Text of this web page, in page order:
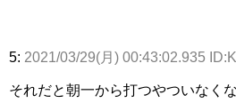
5: 2021/03/29(月) 00:43:02.935
それだと朝一から打つやついなく